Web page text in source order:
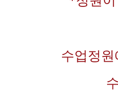
수업정